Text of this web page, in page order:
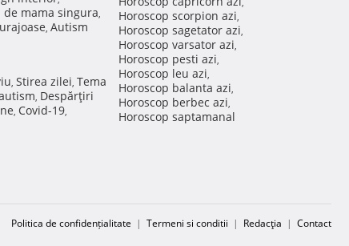
de mama singura,
, Autism
, Stirea zilei, Tema
, Despărţiri
, Covid-19,
Horoscop scorpion azi,
Horoscop sagetator azi,
Horoscop varsator azi,
Horoscop pesti azi,
Horoscop leu azi,
Horoscop balanta azi,
Horoscop berbec azi,
Horoscop saptamanal
Politica de confidențialitate | Termeni si conditii | Redacţia | Contact